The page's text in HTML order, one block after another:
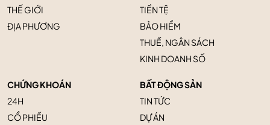
THẾ GIỚI
ĐỊA PHƯƠNG
TIỀN TỆ
BẢO HIỂM
THUẾ, NGÂN SÁCH
KINH DOANH SỐ
CHỨNG KHOÁN
24H
CỔ PHIẾU
BẤT ĐỘNG SẢN
TIN TỨC
DỰ ÁN